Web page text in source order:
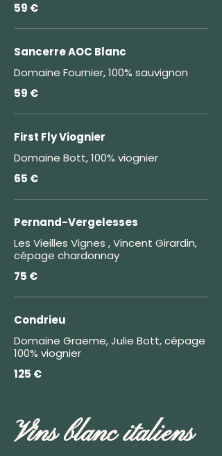
59 €
Sancerre AOC Blanc
Domaine Fournier, 100% sauvignon
59 €
First Fly Viognier
Domaine Bott, 100% viognier
65 €
Pernand-Vergelesses
Les Vieilles Vignes , Vincent Girardin,
cépage chardonnay
75 €
Condrieu
Domaine Graeme, Julie Bott, cépage
100% viognier
125 €
Vins blanc italiens